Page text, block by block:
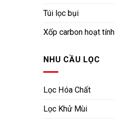
Túi lọc bụi
Xốp carbon hoạt tính
NHU CẦU LỌC
Lọc Hóa Chất
Lọc Khử Mùi